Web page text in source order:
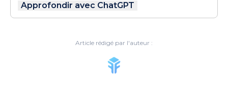
Approfondir avec ChatGPT
Article rédigé par l'auteur :